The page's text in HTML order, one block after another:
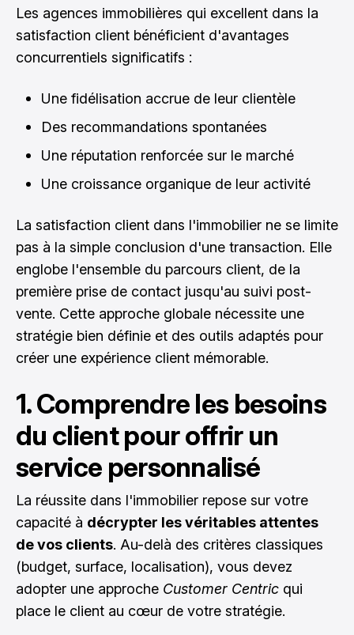
Les agences immobilières qui excellent dans la
satisfaction client bénéficient d'avantages
concurrentiels significatifs :
Une fidélisation accrue de leur clientèle
Des recommandations spontanées
Une réputation renforcée sur le marché
Une croissance organique de leur activité
La satisfaction client dans l'immobilier ne se limite
pas à la simple conclusion d'une transaction. Elle
englobe l'ensemble du parcours client, de la
première prise de contact jusqu'au suivi post-
vente. Cette approche globale nécessite une
stratégie bien définie et des outils adaptés pour
créer une expérience client mémorable.
1. Comprendre les besoins
du client pour offrir un
service personnalisé
La réussite dans l'immobilier repose sur votre
capacité à décrypter les véritables attentes
de vos clients. Au-delà des critères classiques
(budget, surface, localisation), vous devez
adopter une approche Customer Centric qui
place le client au cœur de votre stratégie.